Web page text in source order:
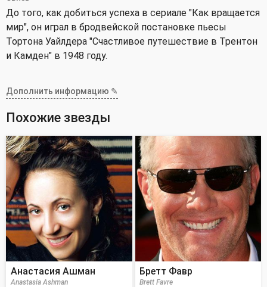
До того, как добиться успеха в сериале "Как вращается
мир", он играл в бродвейской постановке пьесы
Тортона Уайлдера "Счастливое путешествие в Трентон
и Камден" в 1948 году.
Дополнить информацию ✎
Похожие звезды
Анастасия Ашман
Anastasia Ashman
Бретт Фавр
Brett Favre